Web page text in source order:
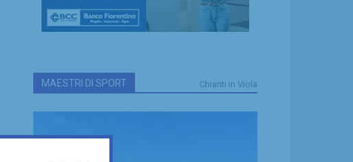
MAESTRI DI SPORT Chianti in Viola